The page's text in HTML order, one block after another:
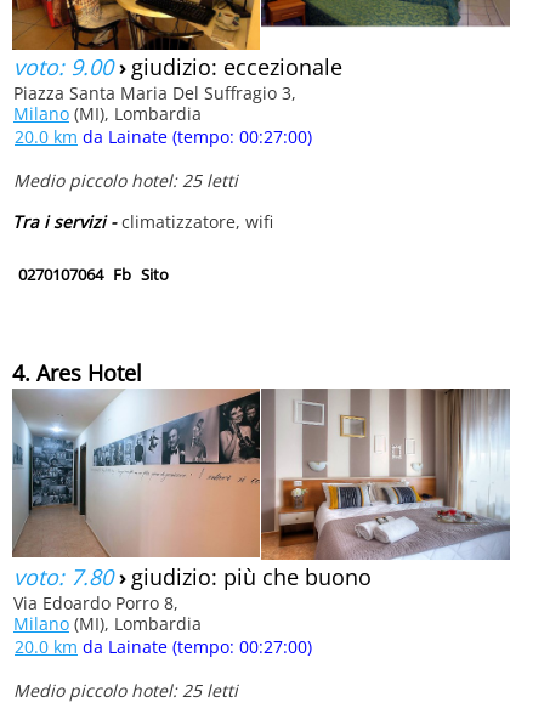
voto: 9.00› giudizio: eccezionale
Piazza Santa Maria Del Suffragio 3,
Milano (MI), Lombardia
20.0 km da Lainate (tempo: 00:27:00)
Medio piccolo hotel: 25 letti
Tra i servizi -climatizzatore, wifi
0270107064 Fb Sito
4. Ares Hotel
voto: 7.80› giudizio: più che buono
Via Edoardo Porro 8,
Milano (MI), Lombardia
20.0 km da Lainate (tempo: 00:27:00)
Medio piccolo hotel: 25 letti